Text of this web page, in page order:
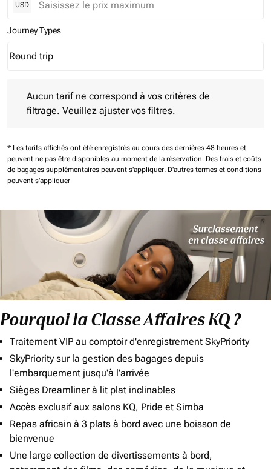
USD
Journey Types
Journey Types option Round trip Selected
Round trip
keyboard_arrow_down
Aucun tarif ne correspond à vos critères de
filtrage. Veuillez ajuster vos filtres.
* Les tarifs affichés ont été enregistrés au cours des dernières 48 heures et
peuvent ne pas être disponibles au moment de la réservation. Des frais et coûts
de bagages supplémentaires peuvent s'appliquer. D'autres termes et conditions
peuvent s'appliquer
Pourquoi la Classe Affaires KQ ?
Traitement VIP au comptoir d'enregistrement SkyPriority
SkyPriority sur la gestion des bagages depuis
l'embarquement jusqu'à l'arrivée
Sièges Dreamliner à lit plat inclinables
Accès exclusif aux salons KQ, Pride et Simba
Repas africain à 3 plats à bord avec une boisson de
bienvenue
Une large collection de divertissements à bord,